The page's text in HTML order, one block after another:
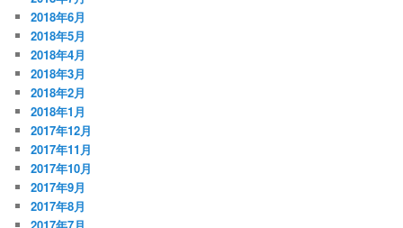
2018年6月
2018年5月
2018年4月
2018年3月
2018年2月
2018年1月
2017年12月
2017年11月
2017年10月
2017年9月
2017年8月